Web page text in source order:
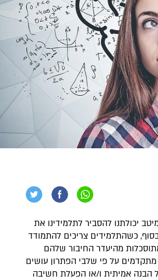
יכולתנו להסביר לתלמידינו את
כשהתלמידים צריכים להתמודד
מהיעדר החיבור שלהם
על פי שלבי הפתרון עושים
הבנה אמיתית ו/או הפעלת חשיבה